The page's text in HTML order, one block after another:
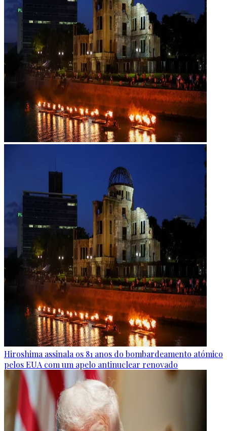
Hiroshima assinala os 81 anos do bombardeamento atómico
pelos EUA com um apelo antinuclear renovado